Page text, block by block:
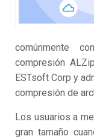
comúnmente
compresión
ESTsoft Corp y
compresión de
Los usuarios a
gran tamaño